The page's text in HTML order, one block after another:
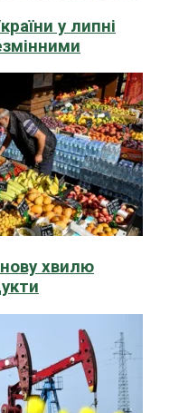
у липні
хвилю